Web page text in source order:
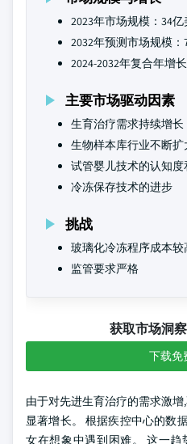
2023年市场规模：34
2032年预测市场规模：
2024-2032年复合年增
主要市场驱动因素
生育治疗需求持续增长
生物样本库行业不断扩
试管婴儿技术的认知
冷冻保存技术的进步
挑战
玻璃化冷冻程序成本较
监管要求严格
获取市场洞
下载免
由于对先进生育治疗的需求激
显著增长。 根据疾控中心的数
女在想象中遇到困难。 这一